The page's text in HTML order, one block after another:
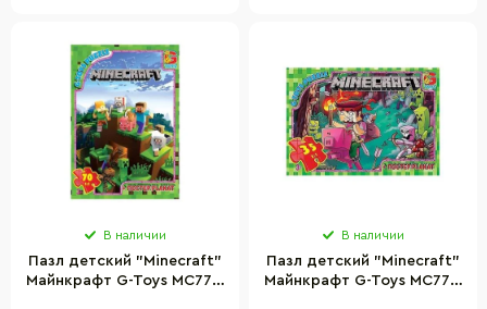
В наличии
Пазл детский "Minecraft"
Майнкрафт G-Toys MC774,
В наличии
Пазл детский "Minecraft"
Майнкрафт G-Toys MC776,